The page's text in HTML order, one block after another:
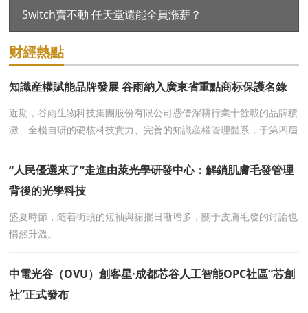
Switch賣不動 任天堂還能全員漲薪？
财經熱點
知識産權賦能品牌發展 谷雨納入廣東省重點商标保護名錄
近期，谷雨生物科技集團股份有限公司憑借深耕行業十餘載的品牌積
澱、全棧自研的硬核科技實力、完善的知識産權管理體系，于第四屆
“人民優選來了”走進由萊光學研發中心：解鎖肌膚毛發管理
背後的光學科技
盛夏時節，随着街頭的短袖與裙擺日漸增多，關于皮膚毛發的讨論也
悄然升溫。
中電光谷（OVU）創客星·成都芯谷人工智能OPC社區“芯創
社”正式發布